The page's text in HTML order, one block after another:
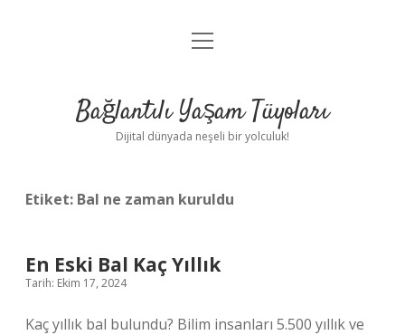
Anasayfa
Yasal Uyarı
menüyü
Bağlantılı Yaşam Tüyoları
Dijital dünyada neşeli bir yolculuk!
Etiket: Bal ne zaman kuruldu
En Eski Bal Kaç Yıllık
Tarih: Ekim 17, 2024
Kaç yıllık bal bulundu? Bilim insanları 5.500 yıllık ve